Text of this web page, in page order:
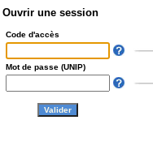
Ouvrir une session
Code d'accès
Mot de passe (UNIP)